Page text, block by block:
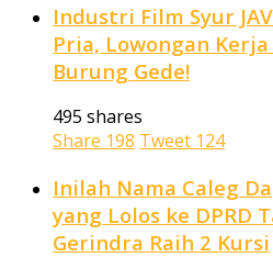
Industri Film Syur
Pria, Lowongan
Burung Gede!
495 shares
Share 198 Tweet 124
Inilah Nama Caleg
yang Lolos ke DPRD
Gerindra Raih 2 Kursi